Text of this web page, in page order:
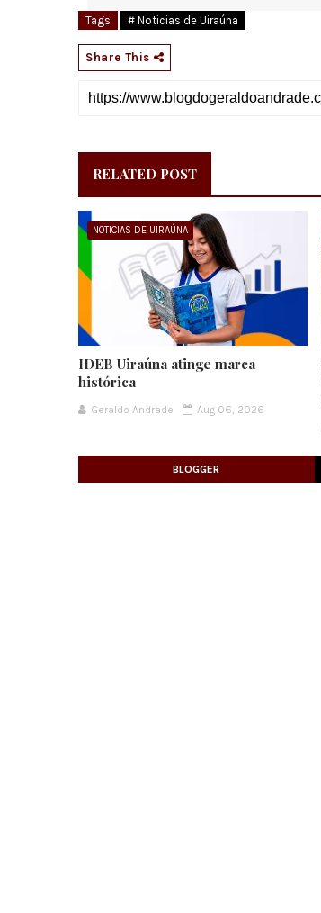
Tags # Noticias de Uiraúna
Share This
RELATED POST
NOTICIAS DE UIRAÚNA
IDEB Uiraúna atinge marca
histórica
Geraldo Andrade Aug 06, 2026
BLOGGER